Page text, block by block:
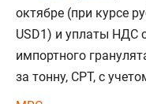
октябре (при курсе
USD1) и уплаты НДС
импортного
за тонну, СРТ, с